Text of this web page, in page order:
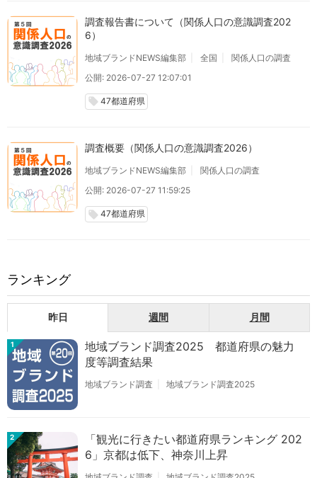
調査報告書について（関係人口の意識調査202
6）
地域ブランドNEWS編集部 全国
関係人口の調査
公開: 2026-07-27 12:07:01
local_offer 47都道府県
調査概要（関係人口の意識調査2026）
地域ブランドNEWS編集部
関係人口の調査
公開: 2026-07-27 11:59:25
local_offer 47都道府県
ランキング
昨日 週間 月間
1
地域ブランド調査2025 都道府県の魅力
度等調査結果
地域ブランド調査 地域ブランド調査2025
2
「観光に行きたい都道府県ランキング 202
6」京都は低下、神奈川上昇